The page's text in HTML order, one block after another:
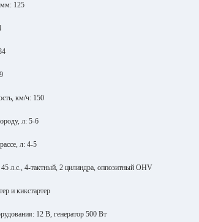
125
км/ч: 150
л: 5-6
л: 4-5
л.с., 4-тактный, 2 цилиндра, оппозитный OHV
и кикстартер
12 В, генератор 500 Вт